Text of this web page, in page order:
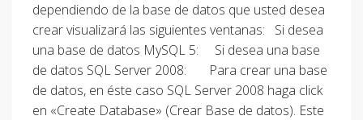
dependiendo de la base de datos que usted desea
crear visualizará las siguientes ventanas: Si desea
una base de datos MySQL 5: Si desea una base
de datos SQL Server 2008: Para crear una base
de datos, en éste caso SQL Server 2008 haga click
en «Create Database» (Crear Base de datos). Este